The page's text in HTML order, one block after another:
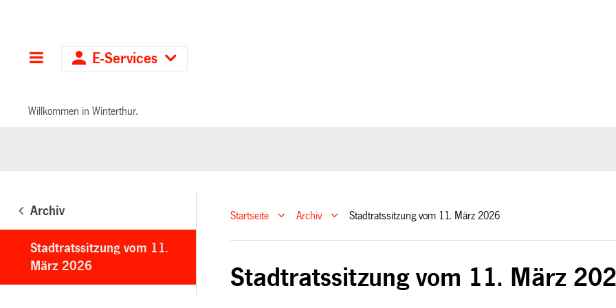
Hauptnavigation
E-Services
Willkommen in Winterthur.
Archiv
Stadtratssitzung vom 11.
März 2026
Startseite Archiv Stadtratssitzung vom 11. März 2026
Stadtratssitzung vom 11. März